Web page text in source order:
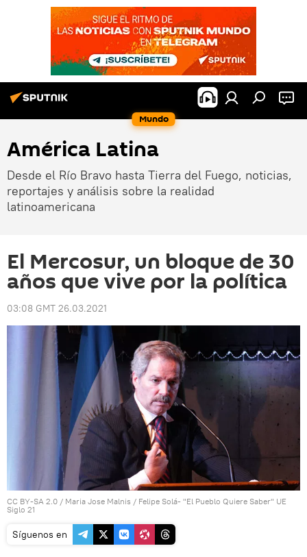
Mundo
América Latina
Desde el Río Bravo hasta Tierra del Fuego, noticias,
reportajes y análisis sobre la realidad
latinoamericana
El Mercosur, un bloque de 30
años que vive por la política
03:08 GMT 26.03.2021
CC BY-SA 2.0 / Maria Jose Malnis / Felipe Solá- "El Pueblo Quiere Saber" UE
Siglo 21
Síguenos en